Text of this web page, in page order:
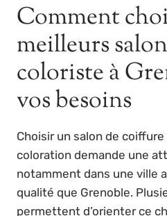
Comment
meilleurs
coloriste à
vos besoins
Choisir un salon de
coloration demande une
notamment dans une ville
qualité que Grenoble.
permettent d’orienter ce